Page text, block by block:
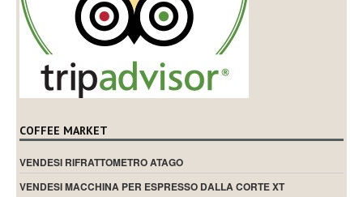
COFFEE MARKET
VENDESI RIFRATTOMETRO ATAGO
VENDESI MACCHINA PER ESPRESSO DALLA CORTE XT